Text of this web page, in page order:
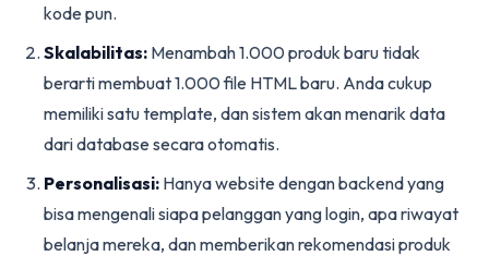
kode pun.
Skalabilitas: Menambah 1.000 produk baru tidak
berarti membuat 1.000 file HTML baru. Anda cukup
memiliki satu template, dan sistem akan menarik data
dari database secara otomatis.
Personalisasi: Hanya website dengan backend yang
bisa mengenali siapa pelanggan yang login, apa riwayat
belanja mereka, dan memberikan rekomendasi produk